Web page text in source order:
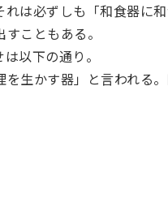
は必ずしも「和食器に
こともある。
以下の通り。
生かす器」と言われる